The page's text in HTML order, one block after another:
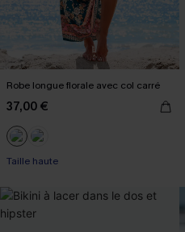
Robe longue florale avec col carré
37,00 €
Taille haute